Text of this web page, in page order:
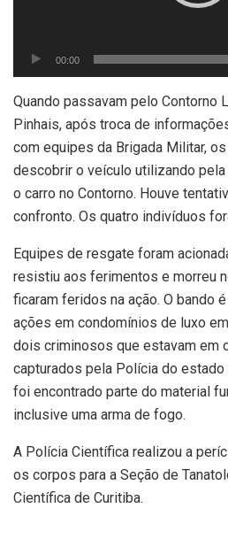
00:00
Quando passavam pelo Contorno
Pinhais, após troca de
com equipes da Brigada Militar,
descobrir o veículo utilizando
o carro no Contorno. Houve
confronto. Os quatro indivíduos
Equipes de resgate foram
resistiu aos ferimentos e morreu
ficaram feridos na ação. O bando
ações em condomínios de luxo
dois criminosos que estavam em
capturados pela Polícia do estado
foi encontrado parte do material
inclusive uma arma de fogo.
A Polícia Científica realizou a
os corpos para a Seção de
Científica de Curitiba.